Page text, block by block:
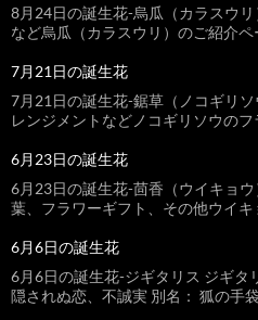
8月24日の誕生花-烏瓜（カラスウ
など烏瓜（カラスウリ）のご紹介
7月21日の誕生花
7月21日の誕生花-鋸草（ノコギリ
レンジメントなどノコギリソウの
6月23日の誕生花
6月23日の誕生花-茴香（ウイキョ
葉、フラワーギフト、その他ウイ
6月6日の誕生花
6月6日の誕生花-ジギタリス ジギタ
隠されぬ恋、不誠実 別名： 狐の手